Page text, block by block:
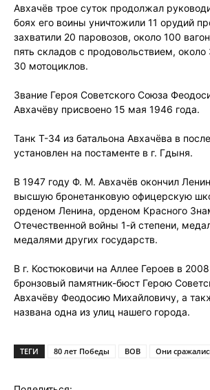
Авхачёв трое суток продолжал
боях его воины уничтожили 11 орудий
захватили 20 паровозов, около 100
пять складов с продовольствием,
30 мотоциклов.
Звание Героя Советского Союза
Авхачёву присвоено 15 мая 1946 года.
Танк Т-34 из батальона Авхачёва в
установлен на постаменте в г. Гдыня.
В 1947 году Ф. М. Авхачёв окончил
высшую бронетанковую офицерскую
орденом Ленина, орденом Красного
Отечественной войны 1-й степени,
медалями других государств.
В г. Костюковичи на Аллее Героев в
бронзовый памятник-бюст Герою
Авхачёву Феодосию Михайловичу, а
названа одна из улиц нашего города.
ТЕГИ 80 лет Победы ВОВ Они